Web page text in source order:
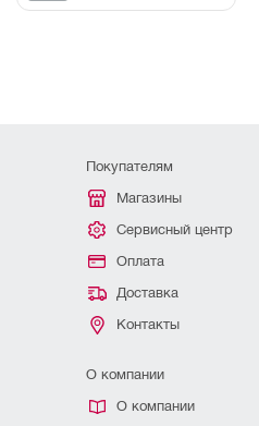
Покупателям
Магазины
Сервисный центр
Оплата
Доставка
Контакты
О компании
О компании